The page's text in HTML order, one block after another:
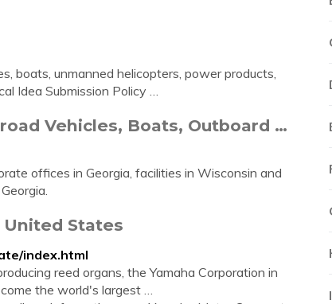
boats, unmanned helicopters, power products,
Idea Submission Policy …
Vehicles, Boats, Outboard …
offices in Georgia, facilities in Wisconsin and
States
index.html
reed organs, the Yamaha Corporation in
the world's largest …